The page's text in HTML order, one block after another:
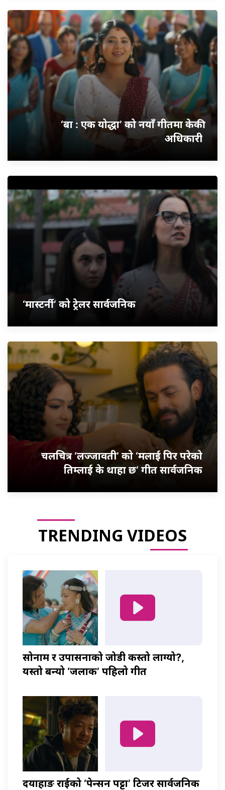
‘बा : एक योद्धा’ को नयाँ गीतमा केकी
अधिकारी
‘मास्टर्नी’ को ट्रेलर सार्वजनिक
चलचित्र ‘लज्जावती’ को ‘मलाई पिर परेको
तिम्लाई के थाहा छ’ गीत सार्वजनिक
TRENDING VIDEOS
सोनाम र उपासनाको जोडी कस्तो लाग्यो?,
यस्तो बन्यो ‘जलाकी’ पहिलो गीत
दयाहाङ राईको ‘पेन्सन पट्टा’ टिजर सार्वजनिक